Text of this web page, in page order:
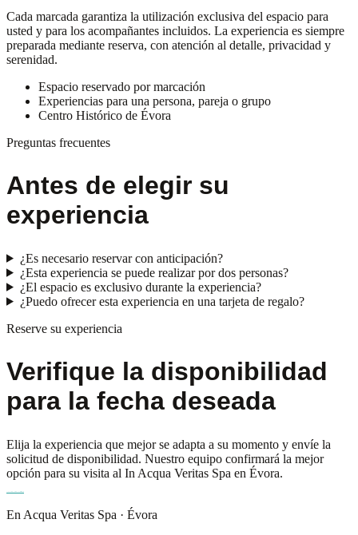
Cada marcada garantiza la utilización exclusiva del espacio para
usted y para los acompañantes incluidos. La experiencia es siempre
preparada mediante reserva, con atención al detalle, privacidad y
serenidad.
Espacio reservado por marcación
Experiencias para una persona, pareja o grupo
Centro Histórico de Évora
Preguntas frecuentes
Antes de elegir su
experiencia
¿Es necesario reservar con anticipación?
¿Esta experiencia se puede realizar por dos personas?
¿El espacio es exclusivo durante la experiencia?
¿Puedo ofrecer esta experiencia en una tarjeta de regalo?
Reserve su experiencia
Verifique la disponibilidad
para la fecha deseada
Elija la experiencia que mejor se adapta a su momento y envíe la
solicitud de disponibilidad. Nuestro equipo confirmará la mejor
opción para su visita al In Acqua Veritas Spa en Évora.
En Acqua Veritas Spa · Évora